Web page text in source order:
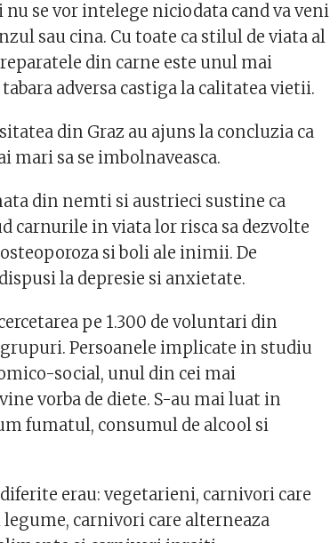
se vor intelege niciodata cand va veni
sau cina. Cu toate ca stilul de viata al
din carne este unul mai
tabara adversa castiga la calitatea vietii.
din Graz au ajuns la concluzia ca
mari sa se imbolnaveasca.
din nemti si austrieci sustine ca
carnurile in viata lor risca sa dezvolte
si boli ale inimii. De
la depresie si anxietate.
pe 1.300 de voluntari din
Persoanele implicate in studiu
social, unul din cei mai
vorba de diete. S-au mai luat in
fumatul, consumul de alcool si
erau: vegetarieni, carnivori care
carnivori care alterneaza